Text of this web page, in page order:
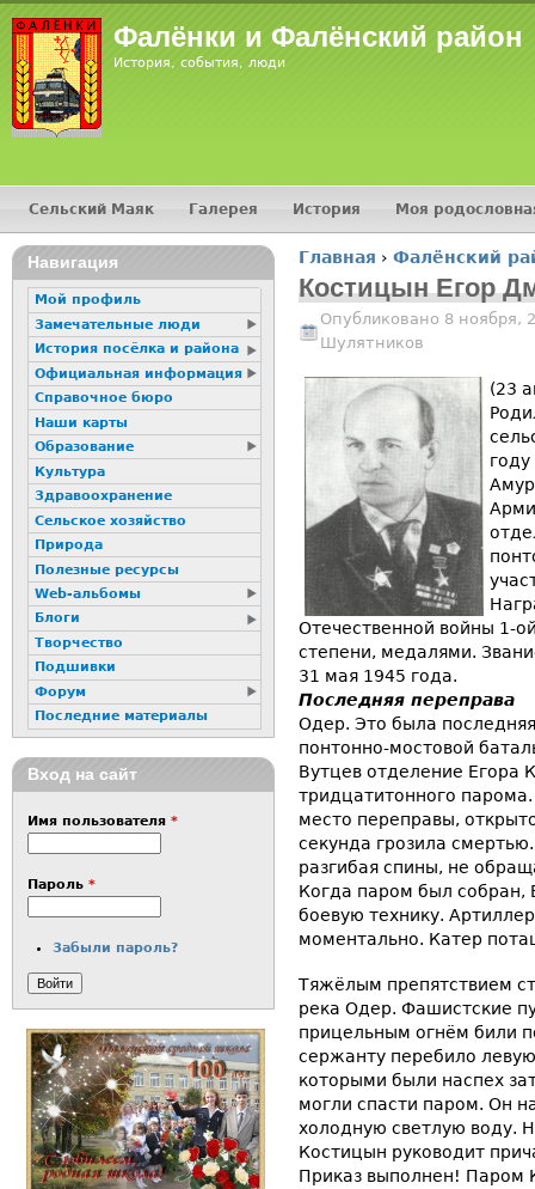
Фалёнки и Фалёнский район
История, события, люди
Вы здесь
Главная › Фалёнский
Костицын Егор
Опубликовано 8 ноября,
Шулятников
(23
Отечественной войны 1-
степени, медалями.
31 мая 1945 года.
Последняя переправа
Одер. Это была
понтонно-мостовой
Вутцев отделение Егора
тридцатитонного
место переправы,
секунда грозила
разгибая спины, не
Когда паром был собран,
боевую технику.
моментально. Катер
Тяжёлым препятствием
река Одер. Фашистские
прицельным огнём били
сержанту перебило
которыми были наспех
могли спасти паром. Он
холодную светлую воду.
Костицын руководит
Приказ выполнен! Паром
Главное меню
Сельский Маяк Галерея История Моя
16+
Навигация
Мой профиль
Замечательные люди
История посёлка и района
Официальная информация
Справочное бюро
Наши карты
Образование
Культура
Здравоохранение
Сельское хозяйство
Природа
Полезные ресурсы
Web-альбомы
Блоги
Творчество
Подшивки
Форум
Последние материалы
Вход на сайт
Имя пользователя *
Пароль *
Забыли пароль?